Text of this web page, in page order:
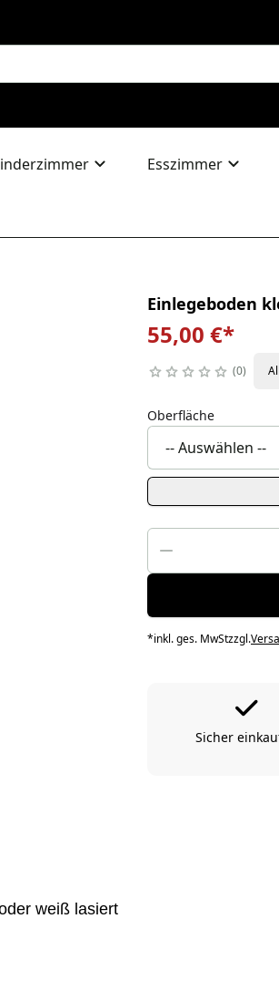
Esszimmer
Einlegeboden
55,00 €*
0
Oberfläche
*inkl. ges. MwStzzgl.
Sicher
weiß lasiert